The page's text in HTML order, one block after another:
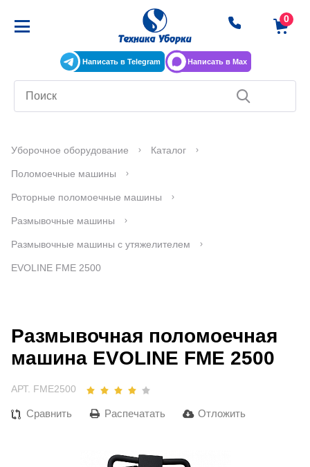
Написать в Telegram Написать в Max
Уборочное оборудование Каталог
Поломоечные машины
Роторные поломоечные машины
Размывочные машины
Размывочные машины с утяжелителем
EVOLINE FME 2500
Размывочная поломоечная
машина EVOLINE FME 2500
АРТ. FME2500
Сравнить Распечатать Отложить